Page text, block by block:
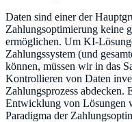
Daten sind einer der
Zahlungsoptimierung keine
ermöglichen. Um KI-
Zahlungssystem (und
können, müssen wir in das
Kontrollieren von Daten
Zahlungsprozess abdecken.
Entwicklung von Lösungen
Paradigma der